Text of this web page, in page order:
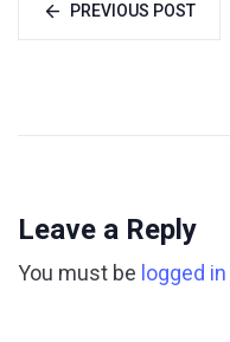
PREVIOUS POST
Leave a Reply
You must be logged in